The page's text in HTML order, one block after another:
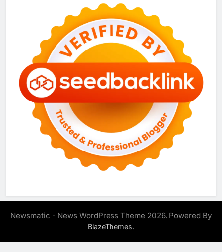
Newsmatic - News WordPress Theme 2026. Powered By
BlazeThemes.